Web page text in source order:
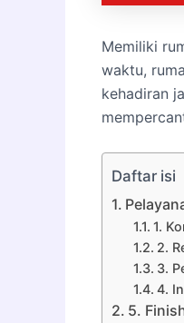
Memiliki
waktu,
kehadiran
Daftar isi
1.
2.
3.
4.
5.